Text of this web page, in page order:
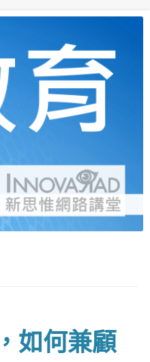
面向，說明當代的困
如何兼顧